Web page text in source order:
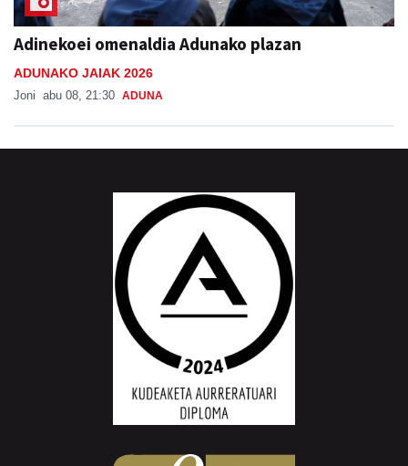
Adinekoei omenaldia Adunako plazan
ADUNAKO JAIAK 2026
Joni abu 08, 21:30 ADUNA